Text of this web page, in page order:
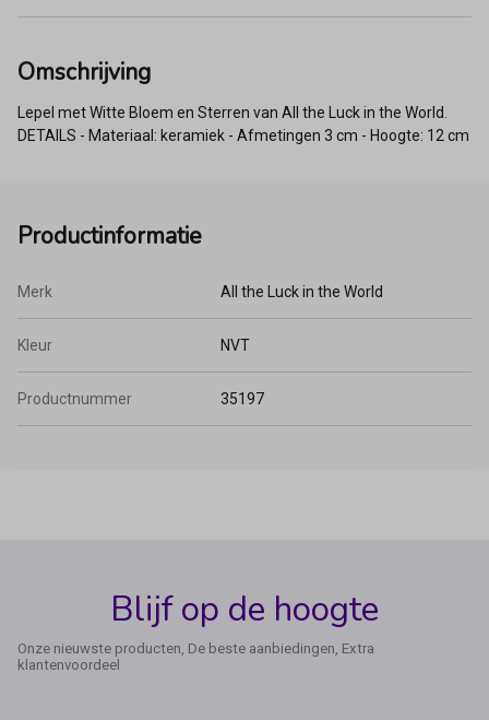
Omschrijving
Lepel met Witte Bloem en Sterren van All the Luck in the World.
DETAILS - Materiaal: keramiek - Afmetingen 3 cm - Hoogte: 12 cm
Productinformatie
Merk All the Luck in the World
Kleur NVT
Productnummer 35197
Blijf op de hoogte
Onze nieuwste producten, De beste aanbiedingen, Extra
klantenvoordeel